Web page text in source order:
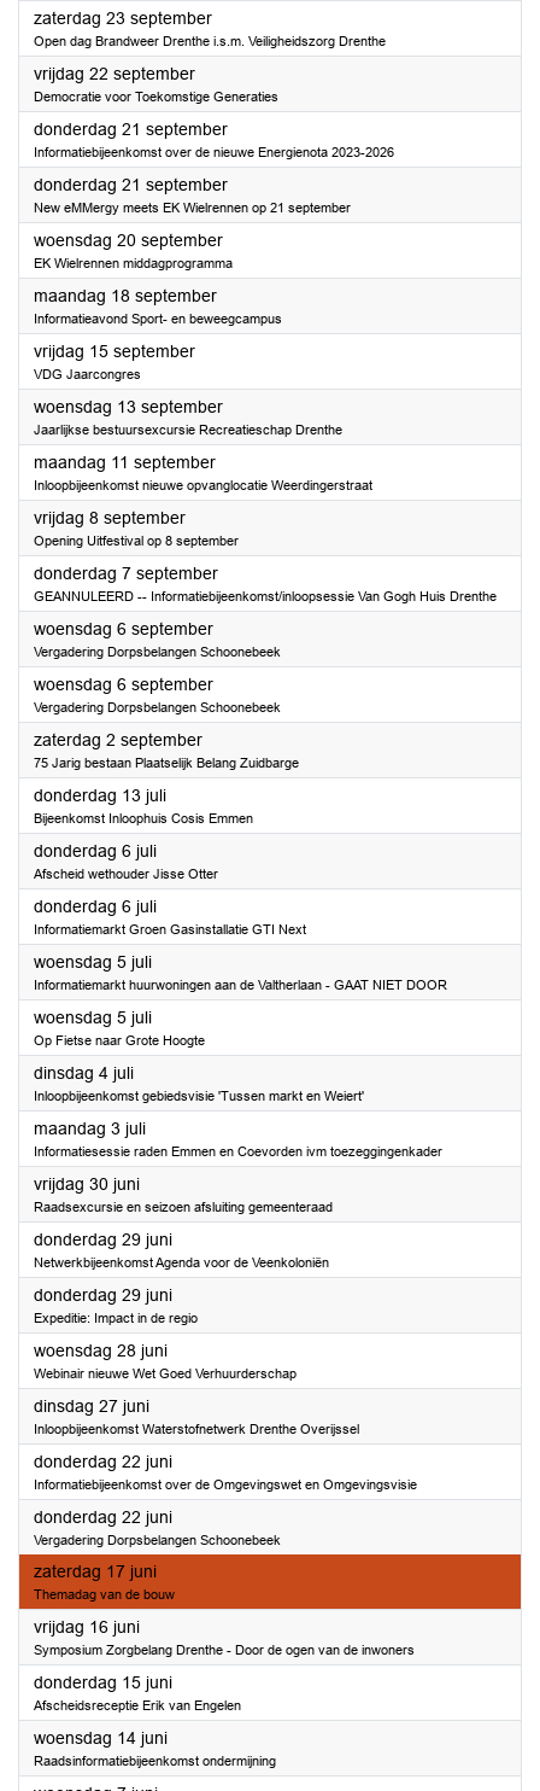
zaterdag 23 september2023
Open dag Brandweer Drenthe i.s.m. Veiligheidszorg Drenthe
vrijdag 22 september2023
Democratie voor Toekomstige Generaties
donderdag 21 september2023
Informatiebijeenkomst over de nieuwe Energienota 2023-2026
donderdag 21 september2023
New eMMergy meets EK Wielrennen op 21 september
woensdag 20 september2023
EK Wielrennen middagprogramma
maandag 18 september2023
Informatieavond Sport- en beweegcampus
vrijdag 15 september2023
VDG Jaarcongres
woensdag 13 september2023
Jaarlijkse bestuursexcursie Recreatieschap Drenthe
maandag 11 september2023
Inloopbijeenkomst nieuwe opvanglocatie Weerdingerstraat
vrijdag 8 september2023
Opening Uitfestival op 8 september
donderdag 7 september2023
GEANNULEERD -- Informatiebijeenkomst/inloopsessie Van Gogh Huis Drenthe
woensdag 6 september2023
Vergadering Dorpsbelangen Schoonebeek
woensdag 6 september2023
Vergadering Dorpsbelangen Schoonebeek
zaterdag 2 september2023
75 Jarig bestaan Plaatselijk Belang Zuidbarge
donderdag 13 juli2023
Bijeenkomst Inloophuis Cosis Emmen
donderdag 6 juli2023
Afscheid wethouder Jisse Otter
donderdag 6 juli2023
Informatiemarkt Groen Gasinstallatie GTI Next
woensdag 5 juli2023
Informatiemarkt huurwoningen aan de Valtherlaan - GAAT NIET DOOR
woensdag 5 juli2023
Op Fietse naar Grote Hoogte
dinsdag 4 juli2023
Inloopbijeenkomst gebiedsvisie 'Tussen markt en Weiert'
maandag 3 juli2023
Informatiesessie raden Emmen en Coevorden ivm toezeggingenkader
vrijdag 30 juni2023
Raadsexcursie en seizoen afsluiting gemeenteraad
donderdag 29 juni2023
Netwerkbijeenkomst Agenda voor de Veenkoloniën
donderdag 29 juni2023
Expeditie: Impact in de regio
woensdag 28 juni2023
Webinair nieuwe Wet Goed Verhuurderschap
dinsdag 27 juni2023
Inloopbijeenkomst Waterstofnetwerk Drenthe Overijssel
donderdag 22 juni2023
Informatiebijeenkomst over de Omgevingswet en Omgevingsvisie
donderdag 22 juni2023
Vergadering Dorpsbelangen Schoonebeek
zaterdag 17 juni2023
Themadag van de bouw
vrijdag 16 juni2023
Symposium Zorgbelang Drenthe - Door de ogen van de inwoners
donderdag 15 juni2023
Afscheidsreceptie Erik van Engelen
woensdag 14 juni2023
Raadsinformatiebijeenkomst ondermijning